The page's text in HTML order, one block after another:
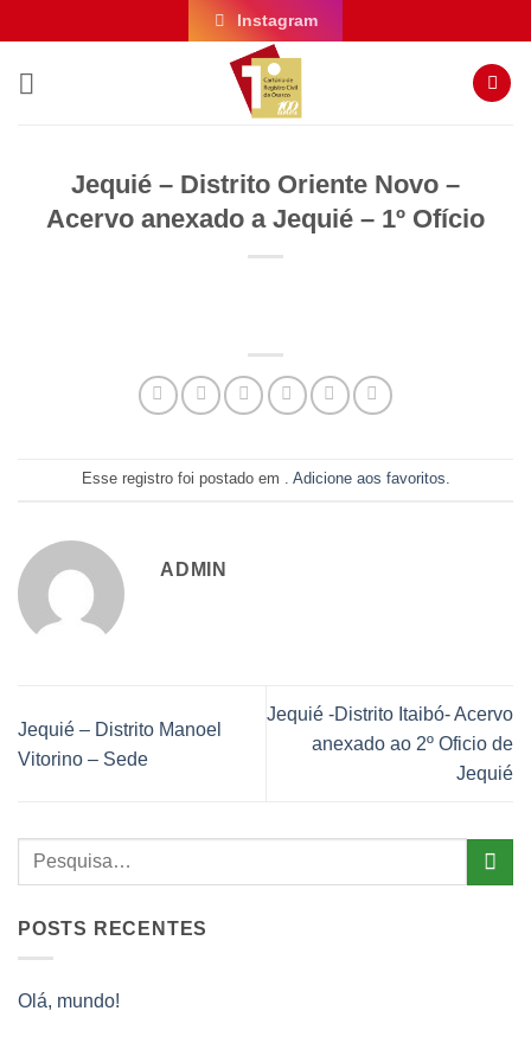
to
content
Instagram
Jequié – Distrito Oriente Novo –
Acervo anexado a Jequié – 1º Ofício
Esse registro foi postado em . Adicione aos favoritos.
ADMIN
Jequié – Distrito Manoel
Vitorino – Sede
Jequié -Distrito Itaibó- Acervo
anexado ao 2º Oficio de
Jequié
POSTS RECENTES
Olá, mundo!